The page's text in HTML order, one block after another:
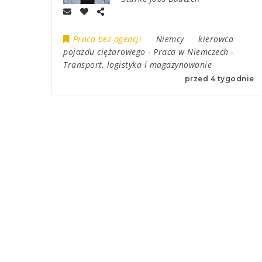
przed 4 tygodnie
Praca bez agencji Niemcy
kierowca
pojazdu ciężarowego - Praca w Niemczech -
Transport, logistyka i magazynowanie